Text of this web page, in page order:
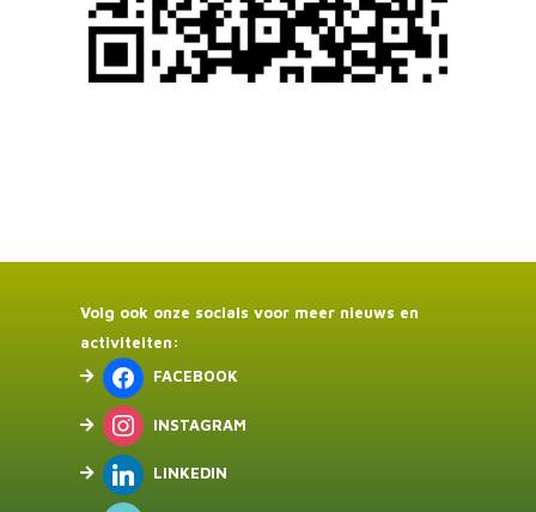
Volg ook onze socials voor meer nieuws en
activiteiten:
FACEBOOK
INSTAGRAM
LINKEDIN